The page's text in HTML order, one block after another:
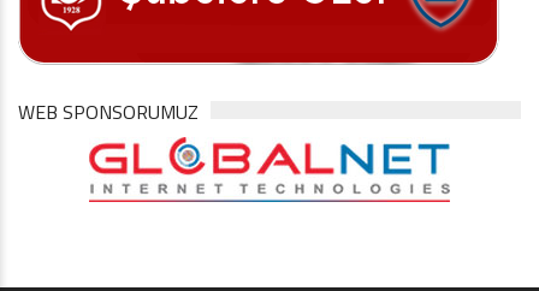
WEB SPONSORUMUZ